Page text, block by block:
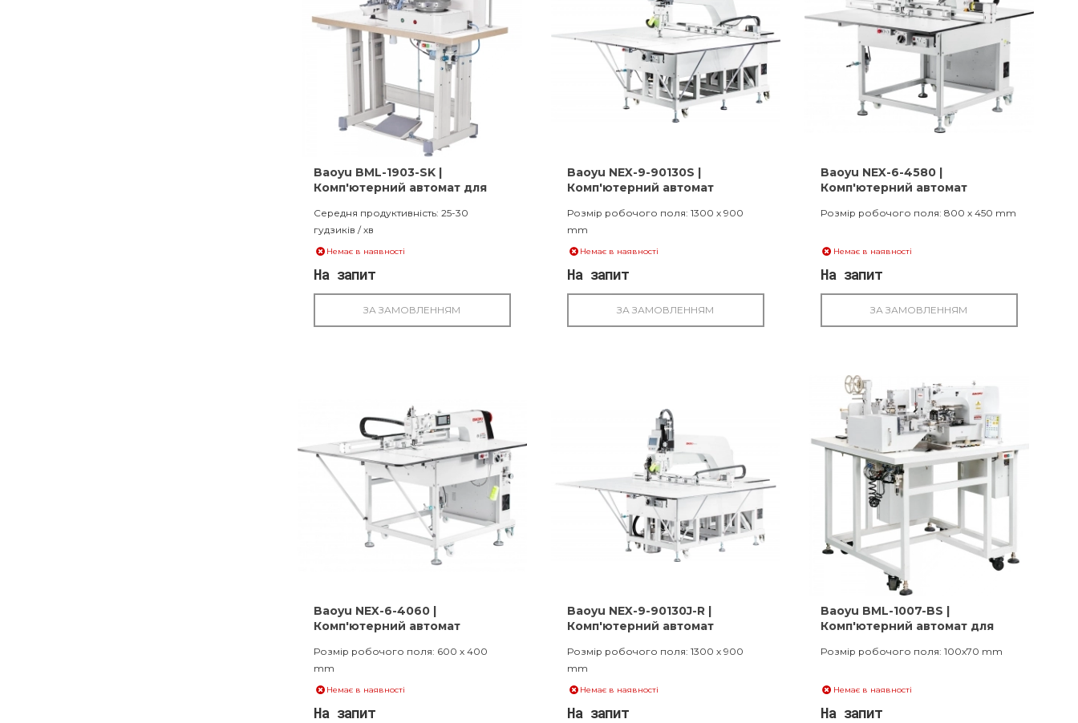
Baoyu BML-1903-SK |
Комп'ютерний автомат для
отворами
Середня продуктивність: 25-30
гудзиків / хв
Немає в наявності
На запит
ЗА ЗАМОВЛЕННЯМ
Baoyu NEX-9-90130S |
Комп'ютерний автомат
Розмір робочого поля: 1300 x 900
mm
Немає в наявності
На запит
ЗА ЗАМОВЛЕННЯМ
Baoyu NEX-6-4580 |
Комп'ютерний автомат
Розмір робочого поля: 800 x 450 mm
Немає в наявності
На запит
ЗА ЗАМОВЛЕННЯМ
Baoyu NEX-6-4060 |
Комп'ютерний автомат
Розмір робочого поля: 600 x 400
mm
Немає в наявності
На запит
Baoyu NEX-9-90130J-R |
Комп'ютерний автомат
Розмір робочого поля: 1300 x 900
mm
Немає в наявності
На запит
Baoyu BML-1007-BS |
Комп'ютерний автомат для
Розмір робочого поля: 100x70 mm
Немає в наявності
На запит